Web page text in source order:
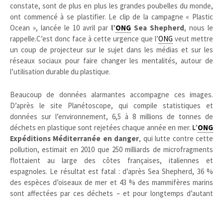
constate, sont de plus en plus les grandes poubelles du monde,
ont commencé à se plastifier. Le clip de la campagne « Plastic
Ocean », lancée le 10 avril par l’ONG Sea ­Shepherd, nous le
rappelle.C’est donc face à cette urgence que l’ONG veut mettre
un coup de projecteur sur le sujet dans les médias et sur les
réseaux sociaux pour faire changer les mentalités, autour de
l’utilisation durable du plastique.
Beaucoup de données alarmantes accompagne ces images.
D’après le site Planétoscope, qui compile statistiques et
données sur l’environnement, 6,5 à 8 millions de tonnes de
déchets en plastique sont rejetées chaque année en mer. L’ONG
Expéditions Méditerranée en danger, qui lutte contre cette
pollution, estimait en 2010 que 250 milliards de microfragments
flottaient au large des côtes françaises, italiennes et
espagnoles. Le résultat est fatal : d’après Sea Shepherd, 36 %
des espèces d’oiseaux de mer et 43 % des mammifères marins
sont affectées par ces déchets – et pour longtemps d’autant